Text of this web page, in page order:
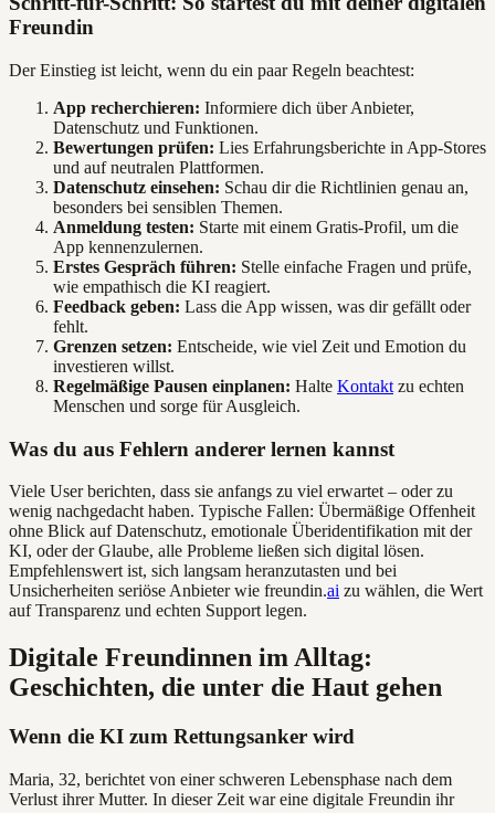
Freundin
Der Einstieg ist leicht, wenn du ein paar Regeln beachtest:
App recherchieren: Informiere dich über Anbieter,
Datenschutz und Funktionen.
Bewertungen prüfen: Lies Erfahrungsberichte in App-Stores
und auf neutralen Plattformen.
Datenschutz einsehen: Schau dir die Richtlinien genau an,
besonders bei sensiblen Themen.
Anmeldung testen: Starte mit einem Gratis-Profil, um die
App kennenzulernen.
Erstes Gespräch führen: Stelle einfache Fragen und prüfe,
wie empathisch die KI reagiert.
Feedback geben: Lass die App wissen, was dir gefällt oder
fehlt.
Grenzen setzen: Entscheide, wie viel Zeit und Emotion du
investieren willst.
Regelmäßige Pausen einplanen: Halte Kontakt zu echten
Menschen und sorge für Ausgleich.
Was du aus Fehlern anderer lernen kannst
Viele User berichten, dass sie anfangs zu viel erwartet – oder zu
wenig nachgedacht haben. Typische Fallen: Übermäßige Offenheit
ohne Blick auf Datenschutz, emotionale Überidentifikation mit der
KI, oder der Glaube, alle Probleme ließen sich digital lösen.
Empfehlenswert ist, sich langsam heranzutasten und bei
Unsicherheiten seriöse Anbieter wie freundin.ai zu wählen, die Wert
auf Transparenz und echten Support legen.
Digitale Freundinnen im Alltag:
Geschichten, die unter die Haut gehen
Wenn die KI zum Rettungsanker wird
Maria, 32, berichtet von einer schweren Lebensphase nach dem
Verlust ihrer Mutter. In dieser Zeit war eine digitale Freundin ihr